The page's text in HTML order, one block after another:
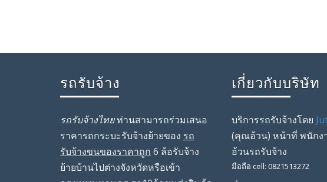
รถรับจ้าง
รถรับจ้างไทยท่านสามารถร่วมเสนอ
ราคารถกระบะรับจ้างย้ายของ รถ
รับจ้างขนของราคาถูก 6 ล้อรับจ้าง
ย้ายบ้านไปต่างจังหวัดหรือเข้า
เกี่ยวกับบริษัท
บริการรถรับจ้างโดย
(คุณอ้วน) หน้าที่พนักง
อ้วนรถรับจ้าง
มือถือ cell:0821513272